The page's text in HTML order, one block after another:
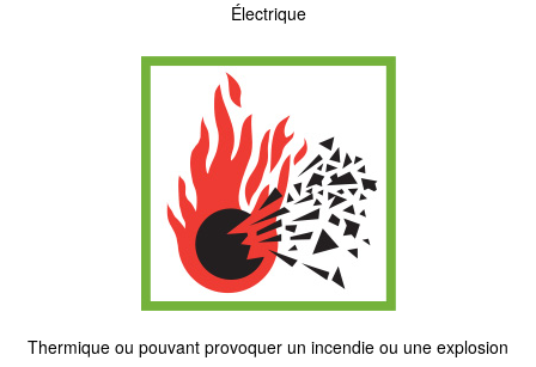
Électrique
Thermique ou pouvant provoquer un incendie ou une explosion